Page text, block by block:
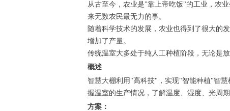
从古至今，农业是"靠上帝吃饭"的工业，农
来无数农民最无力的事。
随着科学技术的发展，农业也得到了很大的
增加了产量。
传统温室大多处于纯人工种植阶段，无论是
概述
智慧大棚利用"高科技"，实现"智能种植"智
握温室的生产情况，了解温度、湿度、光周
方案：